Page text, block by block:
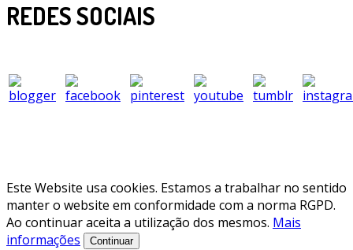
REDES SOCIAIS
Este Website usa cookies. Estamos a trabalhar no sentido
manter o website em conformidade com a norma RGPD.
Ao continuar aceita a utilização dos mesmos. Mais
informações
Continuar